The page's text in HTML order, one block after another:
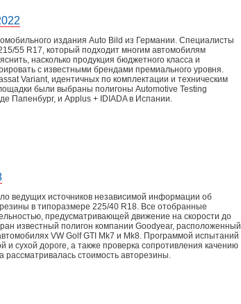
издания Auto Bild из Германии. Специалисты
55 R17, который подходит многим автомобилям
насколько продукция бюджетного класса и
с известными брендами премиального уровня.
Variant, идентичных по комплектации и техническим
были выбраны полигоны Automotive Testing
Папенбург, и Applus + IDIADA в Испании.
ведущих источников независимой информации об
в типоразмере 225/40 R18. Все отобранные
предусматривающей движение на скорости до
известный полигон компании Goodyear, расположенный
VW Golf GTI Mk7 и Mk8. Программой испытаний
и сухой дороге, а также проверка сопротивления качению
рассматривалась стоимость авторезины.